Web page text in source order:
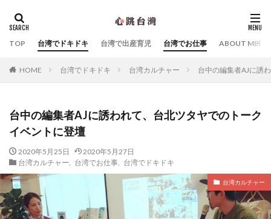
TOP 台湾でドキドキ 台湾で出産育児 台湾でお仕事 ABOUT ME
HOME 台湾でドキドキ 台湾カルチャー 台中の編集者AJに誘
台中の編集者AJに誘われて、台北ツタヤでのトーク
イベントに登壇
2020年5月25日
2020年5月27日
台湾カルチャー
台湾でお仕事, 台湾でドキドキ
台湾カルチャー
カテゴリー
マッサージ
中国語
台北子ども遊び場
台北産婦人科
台湾でおすすめのホテル
台湾ものがたり
台湾関連の雑誌・書籍
夜市
子連れ台湾旅行
幼稚園